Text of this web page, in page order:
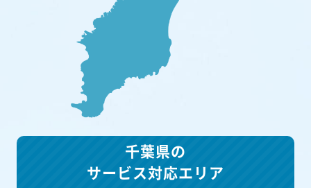
千葉県の
サービス対応エリア